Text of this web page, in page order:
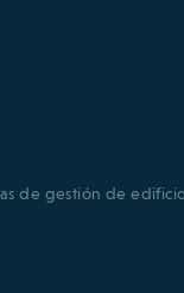
de gestión de